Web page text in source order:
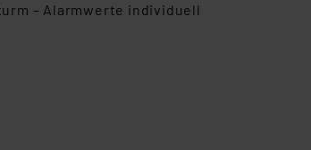
– Alarmwerte individuell